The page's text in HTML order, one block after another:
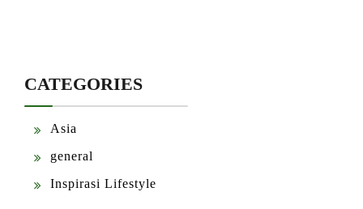
CATEGORIES
Asia
general
Inspirasi Lifestyle